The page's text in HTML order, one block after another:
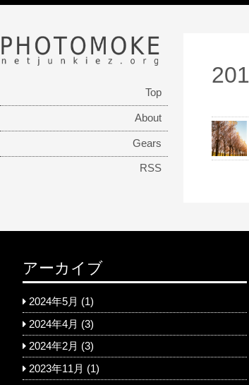
PHOTOMOKE
netjunkiez.org
Top
About
Gears
RSS
アーカイブ
2024年5月 (1)
2024年4月 (3)
2024年2月 (3)
2023年11月 (1)